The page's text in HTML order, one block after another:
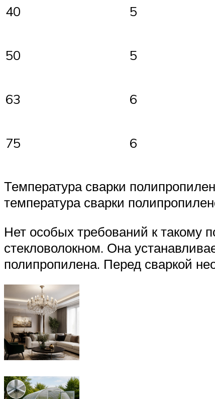
40 5
50 5
63 6
75 6
Температура сварки
температура сварки
Нет особых требований к такому
стекловолокном. Она
полипропилена. Перед сваркой